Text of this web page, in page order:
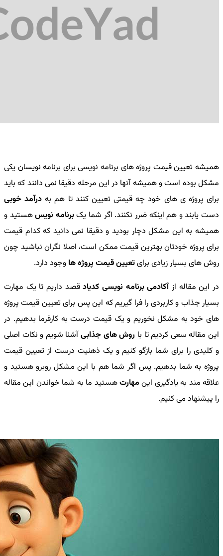
همیشه تعیین قیمت پروژه های برنامه نویسی برای برنامه نویسان یکی
مشکل بوده است و همیشه آنها در این مرحله دقیقا نمی دانند که باید
برای پروژه ی های خود چه قیمتی تعیین کنند تا هم به درآمد خوبی
دست یابند و هم اینکه ضرر نکنند. اگر شما یکبرنامه نویسهستید و
همیشه به این مشکل دچار بودید و دقیقا نمی دانید که کدام قیمت
برای پروژه خودتان بهترین قیمت ممکن است، اصلا نگران نباشید چون
روش های بسیار زیادی برایتعیین قیمت پروژه ها وجود دارد.
در این مقاله ازآکادمی برنامه نویسی کدیادقصد داریم تا یک مهارت
بسیار جذاب و کاربردی را فرا گیریم که این پس برای تعیین قیمت پروژه
های خود به مشکل نخوریم و یک قیمت درست به کارفرما بدهیم. در
این مقاله سعی کردیم تا با روش های جذابیآشنا شویم و نکات اصلی
و کلیدی را برای شما بازگو کنیم و یک ذهنیت درست از تعیین قیمت
پروژه به شما بدهیم. پس اگر شما هم با این مشکل روبرو هستید و
علاقه مند به یادگیری این مهارتهستید ما به شما خواندن این مقاله
را پیشنهاد می کنیم.